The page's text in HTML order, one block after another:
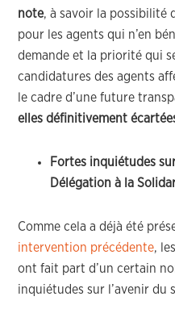
note, à savoir la possibilité
pour les agents qui n’en
demande et la priorité qui
candidatures des agents
le cadre d’une future
elles définitivement
Fortes inquiétudes
Délégation à la
Comme cela a déjà été
intervention précédente,
ont fait part d’un certain
inquiétudes sur l’avenir du